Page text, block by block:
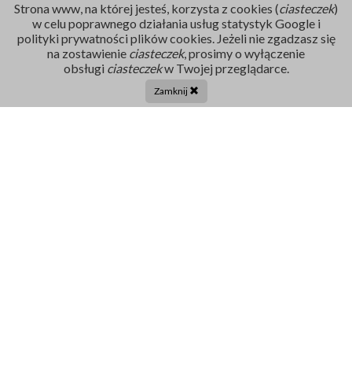
Rejestracja
Tel. centrala:
Strona www, na której jesteś, korzysta z cookies (ciasteczek)
w celu poprawnego działania usług statystyk Google i
polityki prywatności plików cookies. Jeżeli nie zgadzasz się
na zostawienie ciasteczek, prosimy o wyłączenie
obsługi ciasteczekw Twojej przeglądarce.
Zamknij